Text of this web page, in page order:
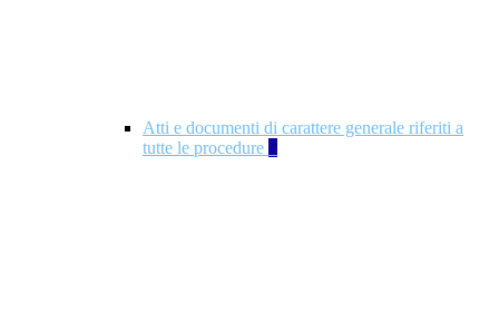
Atti e documenti di carattere generale riferiti a
tutte le procedure 5